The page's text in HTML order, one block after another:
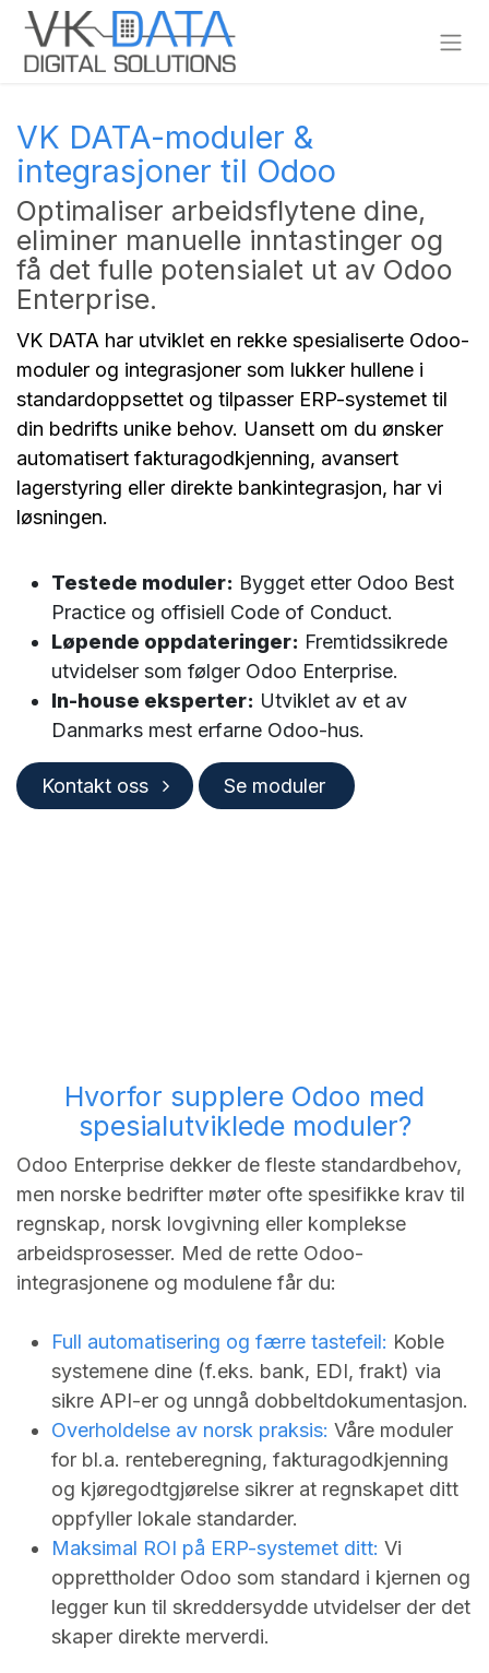
Skip to Content
VK DATA-moduler &
integrasjoner til Odoo
Optimaliser arbeidsflytene dine,
eliminer manuelle inntastinger og
få det fulle potensialet ut av Odoo
Enterprise.
VK DATA har utviklet en rekke spesialiserte Odoo-
moduler og integrasjoner som lukker hullene i
standardoppsettet og tilpasser ERP-systemet til
din bedrifts unike behov. Uansett om du ønsker
automatisert fakturagodkjenning, avansert
lagerstyring eller direkte bankintegrasjon, har vi
løsningen.
Testede moduler: Bygget etter Odoo Best
Practice og offisiell Code of Conduct.
Løpende oppdateringer: Fremtidssikrede
utvidelser som følger Odoo Enterprise.
In-house eksperter: Utviklet av et av
Danmarks mest erfarne Odoo-hus.
Kontakt oss Se moduler ​​​​​
Hvorfor supplere Odoo med
spesialutviklede moduler?
Odoo Enterprise dekker de fleste standardbehov,
men norske bedrifter møter ofte spesifikke krav til
regnskap, norsk lovgivning eller komplekse
arbeidsprosesser. Med de rette Odoo-
integrasjonene og modulene får du:
Full automatisering og færre tastefeil: Koble
systemene dine (f.eks. bank, EDI, frakt) via
sikre API-er og unngå dobbeltdokumentasjon.
Overholdelse av norsk praksis: Våre moduler
for bl.a. renteberegning, fakturagodkjenning
og kjøregodtgjørelse sikrer at regnskapet ditt
oppfyller lokale standarder.
Maksimal ROI på ERP-systemet ditt: Vi
opprettholder Odoo som standard i kjernen og
legger kun til skreddersydde utvidelser der det
skaper direkte merverdi.